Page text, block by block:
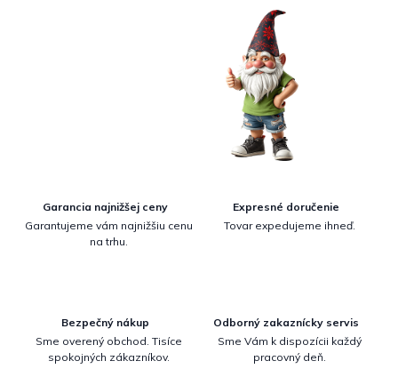
Garancia najnižšej ceny
Garantujeme vám najnižšiu cenu
na trhu.
Expresné doručenie
Tovar expedujeme ihneď.
Bezpečný nákup
Sme overený obchod. Tisíce
spokojných zákazníkov.
Odborný zakaznícky servis
Sme Vám k dispozícii každý
pracovný deň.